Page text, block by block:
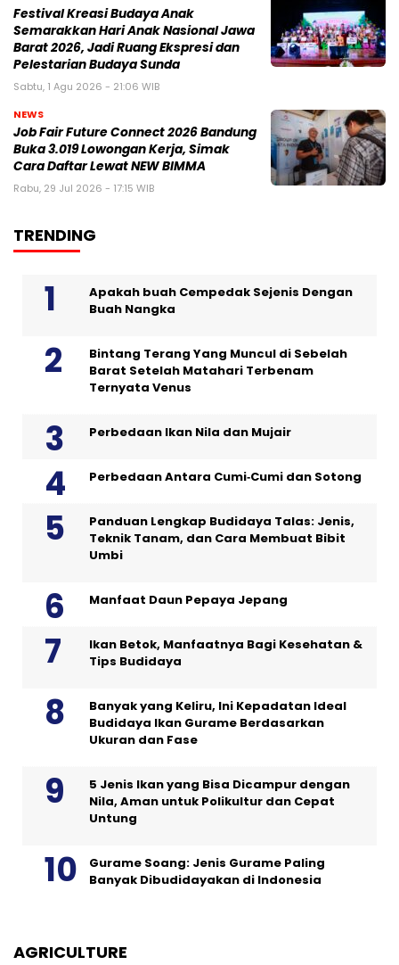
Festival Kreasi Budaya Anak
Semarakkan Hari Anak Nasional Jawa
Barat 2026, Jadi Ruang Ekspresi dan
Pelestarian Budaya Sunda
Sabtu, 1 Agu 2026 - 21:06 WIB
NEWS
Job Fair Future Connect 2026 Bandung
Buka 3.019 Lowongan Kerja, Simak
Cara Daftar Lewat NEW BIMMA
Rabu, 29 Jul 2026 - 17:15 WIB
TRENDING
Apakah buah Cempedak Sejenis Dengan
Buah Nangka
Bintang Terang Yang Muncul di Sebelah
Barat Setelah Matahari Terbenam
Ternyata Venus
Perbedaan Ikan Nila dan Mujair
Perbedaan Antara Cumi‑Cumi dan Sotong
Panduan Lengkap Budidaya Talas: Jenis,
Teknik Tanam, dan Cara Membuat Bibit
Umbi
Manfaat Daun Pepaya Jepang
Ikan Betok, Manfaatnya Bagi Kesehatan &
Tips Budidaya
Banyak yang Keliru, Ini Kepadatan Ideal
Budidaya Ikan Gurame Berdasarkan
Ukuran dan Fase
5 Jenis Ikan yang Bisa Dicampur dengan
Nila, Aman untuk Polikultur dan Cepat
Untung
Gurame Soang: Jenis Gurame Paling
Banyak Dibudidayakan di Indonesia
AGRICULTURE